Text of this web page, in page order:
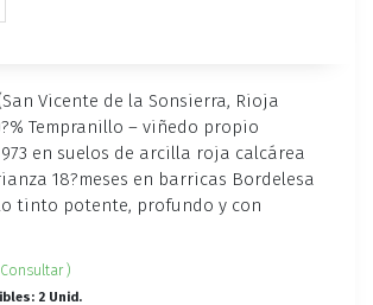
Vicente de la Sonsierra, Rioja
Tempranillo – viñedo propio
en suelos de arcilla roja calcárea
18?meses en barricas Bordelesa
tinto potente, profundo y con
)
2 Unid.